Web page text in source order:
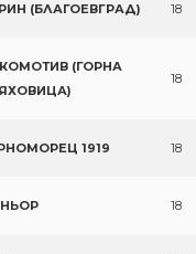
(БЛАГОЕВГРАД) 18
(ГОРНА
18
1919 18
18